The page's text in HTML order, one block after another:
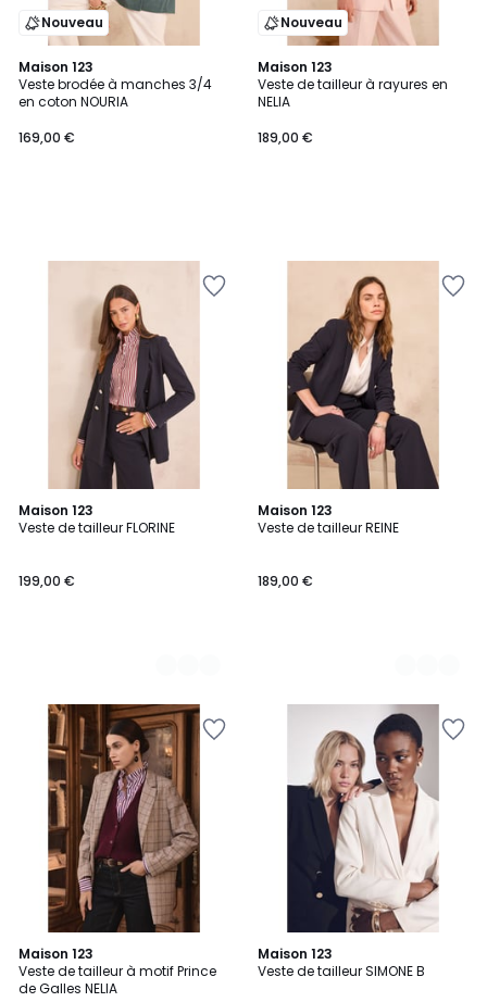
Nouveau
Maison 123
Veste brodée à manches 3/4
en coton NOURIA
169,00 €
Nouveau
Maison 123
Veste de tailleur à rayures en
NELIA
189,00 €
Maison 123
Veste de tailleur FLORINE
199,00 €
2
Couleurs
Maison 123
Veste de tailleur REINE
189,00 €
2
Couleurs
Maison 123
Veste de tailleur à motif Prince
de Galles NELIA
Maison 123
Veste de tailleur SIMONE B